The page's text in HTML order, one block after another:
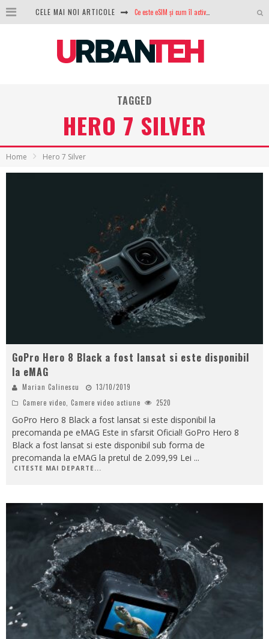
CELE MAI NOI ARTICOLE
NVIDIA avertizează: memoria RAM și SSD-urile ar putea deveni și mai scumpe în perioada următoare
GTA VI poate fi precomandat oficial. Rockstar dezvăluie edițiile oficiale și bonusurile pe care le primești
TAGGED
HERO 7 SILVER
Home Hero 7 Silver
GoPro Hero 8 Black a fost lansat si este disponibil
la eMAG
Marian Calinescu
13/10/2019
Camere video, Camere video actiune 2520
GoPro Hero 8 Black a fost lansat si este disponibil la
precomanda pe eMAG Este in sfarsit Oficial! GoPro Hero 8
Black a fost lansat si este disponibil sub forma de
precomanda la eMAG la pretul de 2.099,99 Lei ...
CITESTE MAI DEPARTE...